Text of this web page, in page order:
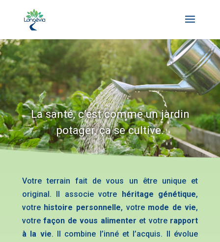
La santé, c’est comme un jardin
potager, ça se cultive.
Votre terrain fait de vous un être unique et
original. Il associe votre
héritage génétique,
votre histoire personnelle, votre mode de vie,
votrefaçon de vous alimenter et votre rapport
à la vie. Il combine l’inné et l’acquis. Il évolue